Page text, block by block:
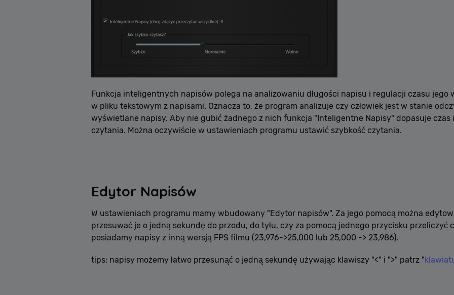
Funkcja inteligentnych napisów polega na analizowaniu długości napisu i regulacji czasu jego
w pliku tekstowym z napisami. Oznacza to, że program analizuje czy człowiek jest w stanie
wyświetlane napisy. Aby nie gubić żadnego z nich funkcja "Inteligentne Napisy" dopasuje
czytania. Można oczywiście w ustawieniach programu ustawić szybkość czytania.
Edytor Napisów
W ustawieniach programu mamy wbudowany "Edytor napisów". Za jego pomocą można
przesuwać je o jedną sekundę do przodu, do tyłu, czy za pomocą jednego przycisku przeliczyć
posiadamy napisy z inną wersją FPS filmu (23,976->25,000 lub 25,000 -> 23,986).
tips: napisy możemy łatwo przesunąć o jedną sekundę używając klawiszy "<" i ">" patrz "